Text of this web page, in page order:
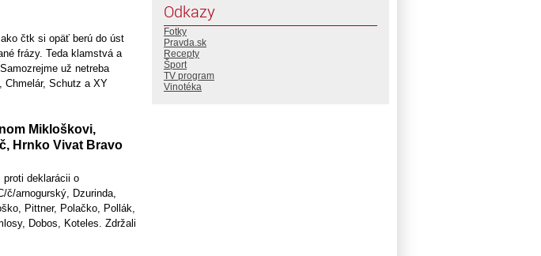
čtk si opäť berú do úst
frázy. Teda klamstvá a
už netreba
Chmelár, Schutz a XY
Mikloškovi,
Hrnko Vivat Bravo
proti deklarácii o
arnogurský, Dzurinda,
Pittner, Polačko, Pollák,
Dobos, Koteles. Zdržali
Odkazy
Fotky
Pravda.sk
Recepty
Šport
TV program
Vinotéka